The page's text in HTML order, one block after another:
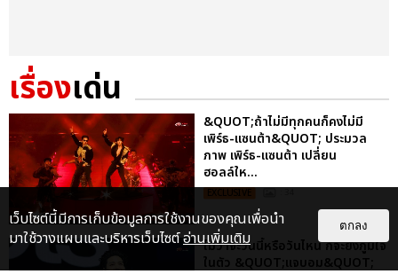
เรื่องเด่น
&QUOT;ถ้าไม่มีทุกคนก็คงไม่มี
เพิร์ธ-แซนต้า&QUOT; ประมวล
ภาพ เพิร์ธ-แซนต้า เปลี่ยน
ฮอลล์ให...
EXCLUSIVE
ไม่ว่าจะวันนี้หรือวันไหน ก็จะยังภูมิใจ
ในตัว &QUOT;แจบอม&QUOT;
เว็บไซต์นี้มีการเก็บข้อมูลการใช้งานของคุณเพื่อนำ
มาใช้วางแผนและบริหารเว็บไซต์อ่านเพิ่มเติม
ตกลง